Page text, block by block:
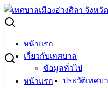
Skip
to
content
หน้าแรก
เกี่ยวกับเทศบาล
ข้อมูลทั่วไป
ประวัติเทศบ
หน้าแรก
Search
ผู้ชนะการเสนอราคา ซื้อวัสดุต
รายการ
ผู้ชนะการเสนอราค